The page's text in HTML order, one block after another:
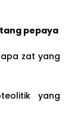
pepaya
zat yang
yang